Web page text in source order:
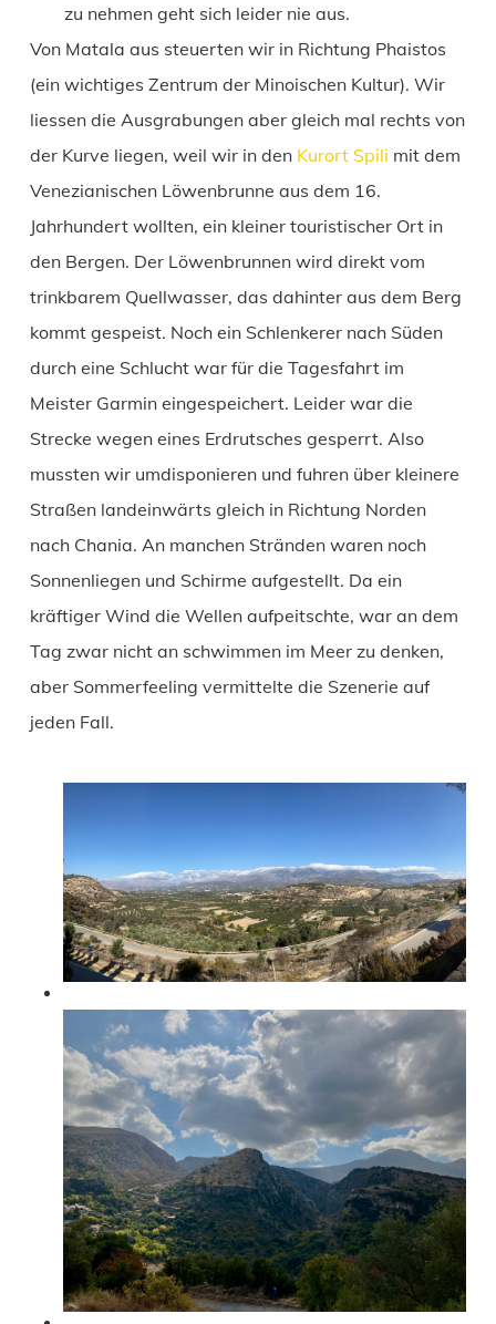
zu nehmen geht sich leider nie aus.
Von Matala aus steuerten wir in Richtung Phaistos
(ein wichtiges Zentrum der Minoischen Kultur). Wir
liessen die Ausgrabungen aber gleich mal rechts von
der Kurve liegen, weil wir in den Kurort Spili mit dem
Venezianischen Löwenbrunne aus dem 16.
Jahrhundert wollten, ein kleiner touristischer Ort in
den Bergen. Der Löwenbrunnen wird direkt vom
trinkbarem Quellwasser, das dahinter aus dem Berg
kommt gespeist. Noch ein Schlenkerer nach Süden
durch eine Schlucht war für die Tagesfahrt im
Meister Garmin eingespeichert. Leider war die
Strecke wegen eines Erdrutsches gesperrt. Also
mussten wir umdisponieren und fuhren über kleinere
Straßen landeinwärts gleich in Richtung Norden
nach Chania. An manchen Stränden waren noch
Sonnenliegen und Schirme aufgestellt. Da ein
kräftiger Wind die Wellen aufpeitschte, war an dem
Tag zwar nicht an schwimmen im Meer zu denken,
aber Sommerfeeling vermittelte die Szenerie auf
jeden Fall.